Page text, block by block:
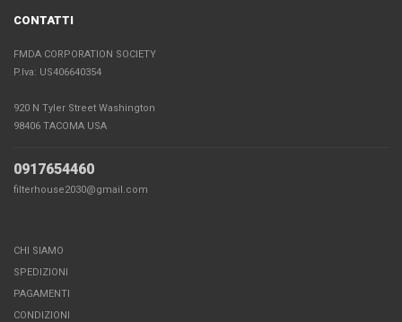
CONTATTI
FMDA CORPORATION SOCIETY
P.Iva: US406640354
920 N Tyler Street Washington
98406 TACOMA USA
0917654460
filterhouse2030@gmail.com
CHI SIAMO
SPEDIZIONI
PAGAMENTI
CONDIZIONI